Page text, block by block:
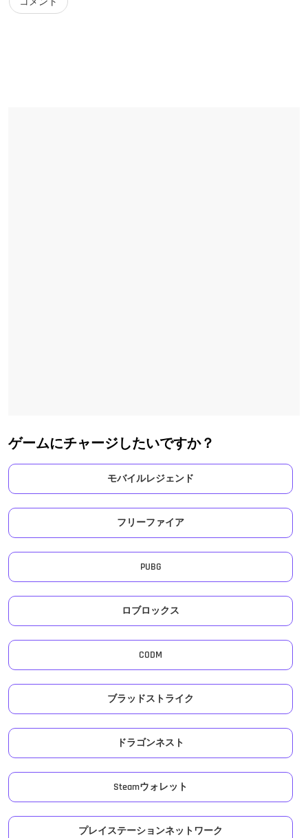
ゲームにチャージしたいですか？
モバイルレジェンド
フリーファイア
PUBG
ロブロックス
CODM
ブラッドストライク
ドラゴンネスト
Steamウォレット
プレイステーションネットワーク